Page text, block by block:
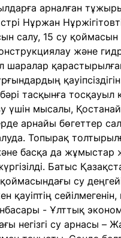
арналған
Нұржан
салу, 15 су
және
шаралар
тасқынға
үшін мысалы,
арнайы бөгеттер
Топырақ
басқа да жұмыстар
Батыс
су
қауіптің
- Ұлттық
негізгі су арнасы –